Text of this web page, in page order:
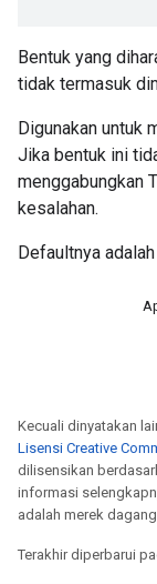
Bentuk yang
tidak termasuk
Digunakan untuk
Jika bentuk ini
menggabungkan
kesalahan.
Defaultnya adalah
Kecuali dinyatakan
Lisensi Creative
dilisensikan
informasi
adalah merek
Terakhir diperbarui